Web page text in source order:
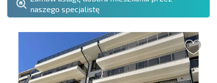
naszego specjalistę